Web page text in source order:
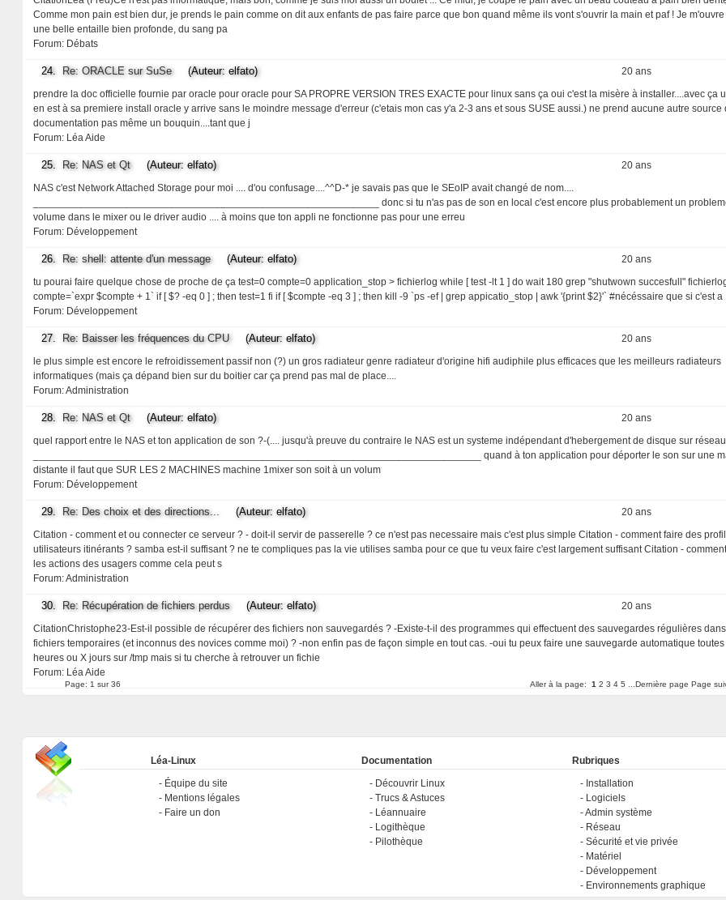
Comme mon pain est bien dur, je prends le pain comme on dit aux enfants de pas faire parce que bon quand même ils vont s'ouvrir la main et paf ! Je
une belle entaille bien profonde, du sang pa
Forum: Débats
20 ans
24. Re: ORACLE sur SuSe(Auteur: elfato)
prendre la doc officielle fournie par oracle pour oracle pour SA PROPRE VERSION TRES EXACTE pour linux sans ça oui c'est la misère à installer....avec ça
en est à sa premiere install oracle y arrive sans le moindre message d'erreur (c'etais mon cas y'a 2-3 ans et sous SUSE aussi.) ne prend aucune autre source
documentation pas même un bouquin....tant que j
Forum: Léa Aide
20 ans
25. Re: NAS et Qt(Auteur: elfato)
NAS c'est Network Attached Storage pour moi .... d'ou confusage....^^D-* je savais pas que le SEoIP avait changé de nom....
_____________________________________________________________ donc si tu n'as pas de son en local c'est encore plus probablement un
volume dans le mixer ou le driver audio .... à moins que ton appli ne fonctionne pas pour une erreu
Forum: Développement
20 ans
26. Re: shell: attente d'un message(Auteur: elfato)
tu pourai faire quelque chose de proche de ça test=0 compte=0 application_stop > fichierlog while [ test -lt 1 ] do wait 180 grep "shutwown succesfull"
compte=`expr $compte + 1` if [ $? -eq 0 ] ; then test=1 fi if [ $compte -eq 3 ] ; then kill -9 `ps -ef | grep appicatio_stop | awk '{print $2}'` #nécéssaire que si c'est a
Forum: Développement
20 ans
27. Re: Baisser les fréquences du CPU(Auteur: elfato)
le plus simple est encore le refroidissement passif non (?) un gros radiateur genre radiateur d'origine hifi audiphile plus efficaces que les meilleurs radiateurs
informatiques (mais ça dépand bien sur du boitier car ça prend pas mal de place....
Forum:Administration
20 ans
28. Re: NAS et Qt(Auteur: elfato)
quel rapport entre le NAS et ton application de son ?-(.... jusqu'à preuve du contraire le NAS est un systeme indépendant d'hebergement de disque sur
_______________________________________________________________________________ quand à ton application pour déporter le son sur une
distante il faut que SUR LES 2 MACHINES machine 1mixer son soit à un volum
Forum: Développement
20 ans
29. Re: Des choix et des directions... (Auteur: elfato)
Citation - comment et ou connecter ce serveur ? - doit-il servir de passerelle ? ce n'est pas necessaire mais c'est plus simple Citation - comment faire des
utilisateurs itinérants ? samba est-il suffisant ? ne te compliques pas la vie utilises samba pour ce que tu veux faire c'est largement suffisant Citation -
les actions des usagers comme cela peut s
Forum:Administration
20 ans
30. Re: Récupération de fichiers perdus(Auteur: elfato)
CitationChristophe23-Est-il possible de récupérer des fichiers non sauvegardés ? -Existe-t-il des programmes qui effectuent des sauvegardes régulières
fichiers temporaires (et inconnus des novices comme moi) ? -non enfin pas de façon simple en tout cas. -oui tu peux faire une sauvegarde automatique toutes
heures ou X jours sur /tmp mais si tu cherche à retrouver un fichie
Forum: Léa Aide
Aller à la page: 1 2 3 4 5 ...Dernière page Page
Page: 1 sur 36
Léa-Linux
Équipe du site
Mentions légales
Faire un don
Documentation
Découvrir Linux
Trucs & Astuces
Léannuaire
Logithèque
Pilothèque
Rubriques
Installation
Logiciels
Admin système
Réseau
Sécurité et vie privée
Matériel
Développement
Environnements graphique